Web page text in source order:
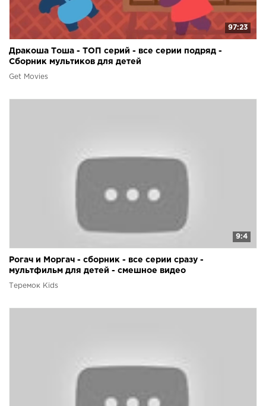
97:23
Дракоша Тоша - ТОП серий - все серии подряд -
Сборник мультиков для детей
Get Movies
9:4
Рогач и Моргач - сборник - все серии сразу -
мультфильм для детей - смешное видео
Теремок Kids